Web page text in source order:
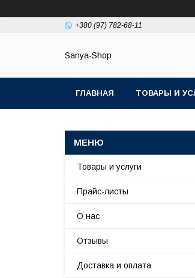
+380 (97) 782-68-11
Sanya-Shop
ГЛАВНАЯ ТОВАРЫ И
Товары и услуги
Прайс-листы
О нас
Отзывы
Доставка и оплата